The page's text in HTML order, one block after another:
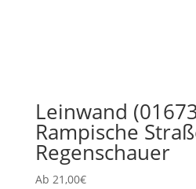
Leinwand
Rampische
Regenschauer
Ab 21,00€